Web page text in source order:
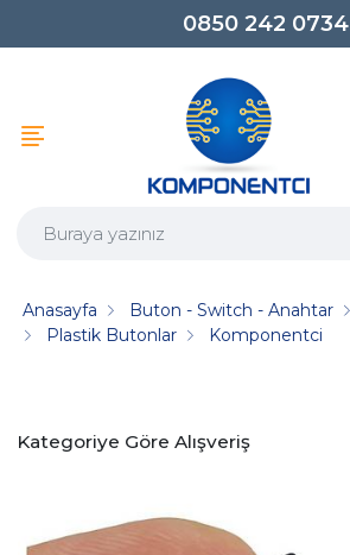
0850 242 0734
Anasayfa Buton - Switch - Anahtar
Plastik Butonlar
Komponentci
Kategoriye Göre Alışveriş